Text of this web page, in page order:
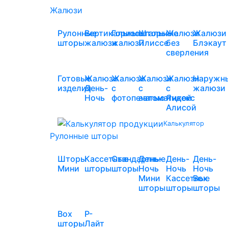
Жалюзи
Рулонные
шторы
Вертикальные
жалюзи
Горизонтальные
жалюзи
Шторы
Плиссе
Жалюзи
без
сверления
Жалюзи
Блэкаут
Готовые
изделия
Жалюзи
День-
Ночь
Жалюзи
с
фотопечатью
Жалюзи
с
автоматикой
Жалюзи
с
Яндекс
Алисой
жалюзи
Калькулятор
Рулонные шторы
Шторы
Мини
Кассетные
шторы
Стандартные
шторы
День-
Ночь
Мини
шторы
День-
Ночь
Кассетные
шторы
День-
Ночь
Box
шторы
Box
шторы
Р-
Лайт